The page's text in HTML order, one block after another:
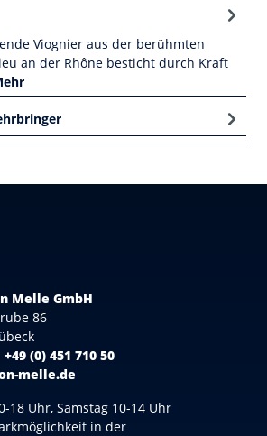
Viognier aus der berühmten
an der Rhône besticht durch Kraft
Melle GmbH
86
+49 (0) 451 710 50
melle.de
18 Uhr, Samstag 10-14 Uhr
in der